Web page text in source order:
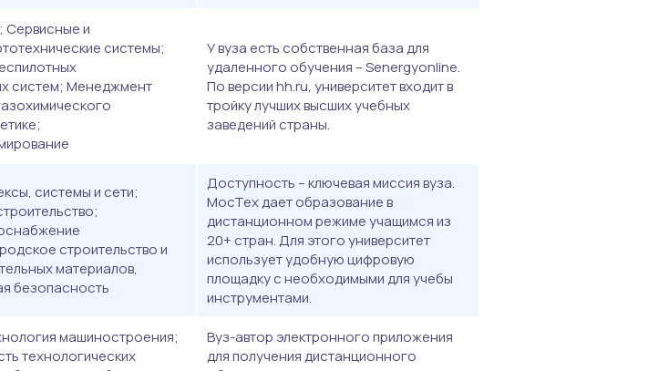
и
системы;
систем; Менеджмент
У вуза есть собственная база для
удаленного обучения – Senergyonline.
По версии hh.ru, университет входит в
тройку лучших высших учебных
заведений страны.
системы и сети;
строительство и
материалов,
безопасность
Доступность – ключевая миссия вуза.
МосТех дает образование в
дистанционном режиме учащимся из
20+ стран. Для этого университет
использует удобную цифровую
площадку с необходимыми для учебы
инструментами.
машиностроения;
технологических
Вуз-автор электронного приложения
для получения дистанционного